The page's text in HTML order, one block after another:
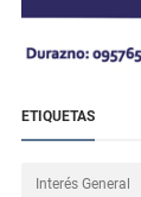
ETIQUETAS
Interés General